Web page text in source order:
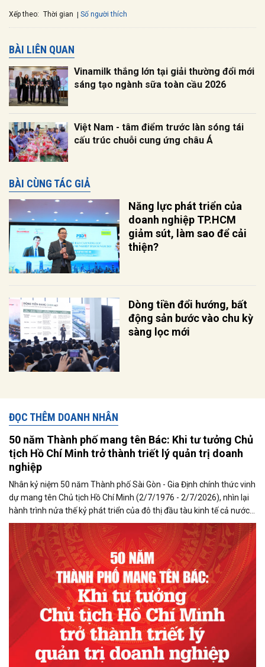
Xếp theo: Thời gian Số người thích
BÀI LIÊN QUAN
Vinamilk thắng lớn tại giải thường đổi mới
sáng tạo ngành sữa toàn cầu 2026
Việt Nam - tâm điểm trước làn sóng tái
cấu trúc chuỗi cung ứng châu Á
BÀI CÙNG TÁC GIẢ
Năng lực phát triển của
doanh nghiệp TP.HCM
giảm sút, làm sao để cải
thiện?
Dòng tiền đổi hướng, bất
động sản bước vào chu kỳ
sàng lọc mới
ĐỌC THÊM DOANH NHÂN
50 năm Thành phố mang tên Bác: Khi tư tưởng Chủ
tịch Hồ Chí Minh trở thành triết lý quản trị doanh
nghiệp
Nhân kỷ niệm 50 năm Thành phố Sài Gòn - Gia Định chính thức vinh
dự mang tên Chủ tịch Hồ Chí Minh (2/7/1976 - 2/7/2026), nhìn lại
hành trình nửa thế kỷ phát triển của đô thị đầu tàu kinh tế cả nước
cũng là dịp để cộng đồng doanh nhân lan tỏa tình cảm, suy ngẫm
về những giá trị bền vững mà tư tưởng Chủ tịch Hồ Chí Minh tiếp
tục soi đường trong thời đại mới.